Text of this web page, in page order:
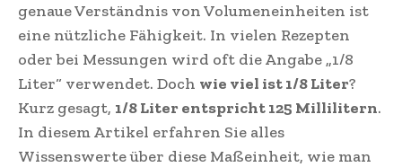
genaue Verständnis von Volumeneinheiten ist
eine nützliche Fähigkeit. In vielen Rezepten
oder bei Messungen wird oft die Angabe „1/8
Liter“ verwendet. Doch wie viel ist 1/8 Liter?
Kurz gesagt, 1/8 Liter entspricht 125 Millilitern.
In diesem Artikel erfahren Sie alles
Wissenswerte über diese Maßeinheit, wie man